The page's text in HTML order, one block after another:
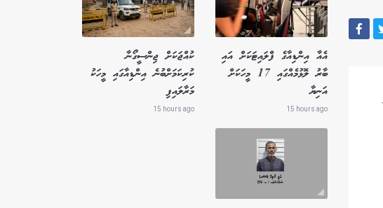
އެއާ އިންޑިއާގެ ފްލައިޓަކަށް އައި
ބާރު ލޮޅުމެއްގައި 17 މީހަކަށް
އަނިޔާ
15 hours ago
ކުއްޖަކަށް ޖިންސީގޯނާ
ކުރިކަމަށްބުނެ އިންޑިއާގައި މީހަކު
މަރާލައިފި
15 hours ago